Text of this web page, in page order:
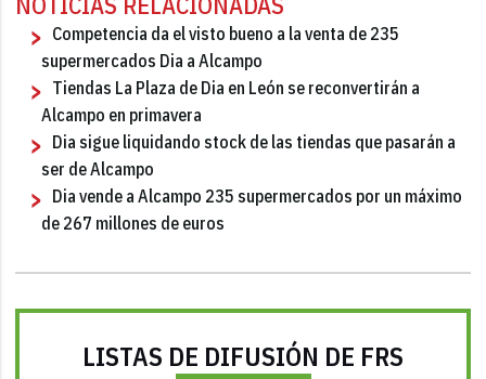
Competencia da el visto bueno a la venta de 235
supermercados Dia a Alcampo
Tiendas La Plaza de Dia en León se reconvertirán a
Alcampo en primavera
Dia sigue liquidando stock de las tiendas que pasarán a
ser de Alcampo
Dia vende a Alcampo 235 supermercados por un máximo
de 267 millones de euros
LISTAS DE DIFUSIÓN DE FRS